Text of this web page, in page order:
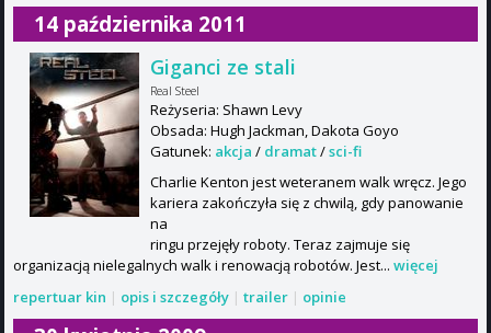
14 października 2011
Giganci ze stali
Real Steel
Reżyseria: Shawn Levy
Obsada: Hugh Jackman, Dakota Goyo
Gatunek: akcja / dramat/sci-fi
Charlie Kenton jest weteranem walk wręcz. Jego
kariera zakończyła się z chwilą, gdy panowanie
na
ringu przejęły roboty. Teraz zajmuje się
organizacją nielegalnych walk i renowacją robotów. Jest... więcej
repertuar kin | opis i szczegóły | trailer | opinie